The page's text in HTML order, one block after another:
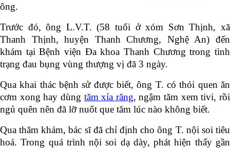
ông.
Trước đó, ông L.V.T. (58 tuổi ở xóm Sơn Thịnh, xã
Thanh Thịnh, huyện Thanh Chương, Nghệ An) đến
khám tại Bệnh viện Đa khoa Thanh Chương trong tình
trạng đau bụng vùng thượng vị đã 3 ngày.
Qua khai thác bệnh sử được biết, ông T. có thói quen ăn
cơm xong hay dùng tăm xỉa răng, ngậm tăm xem tivi, rồi
ngủ quên nên đã lỡ nuốt que tăm lúc nào không biết.
Qua thăm khám, bác sĩ đã chỉ định cho ông T. nội soi tiêu
hoá. Trong quá trình nội soi dạ dày, phát hiện thấy gần